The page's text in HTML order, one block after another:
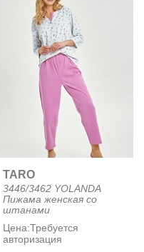
TARO
3446/3462 YOLANDA
Пижама женская со
штанами
Цена:Требуется
авторизация